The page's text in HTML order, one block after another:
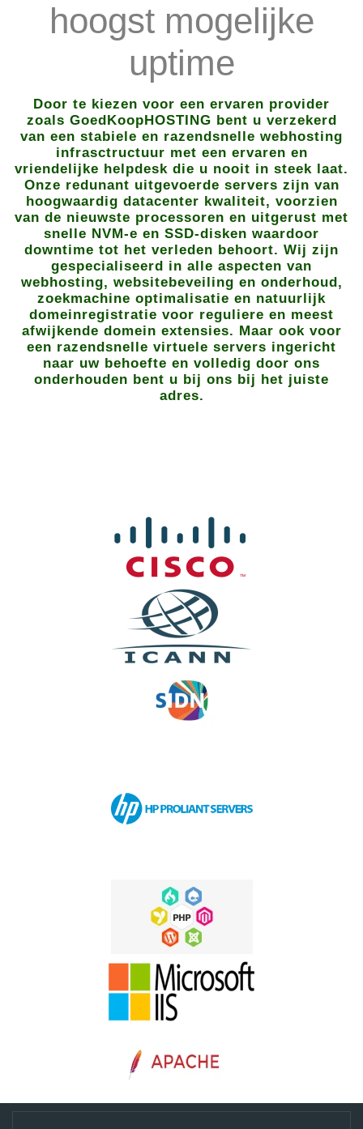
hoogst mogelijke
uptime
Door te kiezen voor een ervaren provider
zoals GoedKoopHOSTING bent u verzekerd
van een stabiele en razendsnelle webhosting
infrasctructuur met een ervaren en
vriendelijke helpdesk die u nooit in steek laat.
Onze redunant uitgevoerde servers zijn van
hoogwaardig datacenter kwaliteit, voorzien
van de nieuwste processoren en uitgerust met
snelle NVM-e en SSD-disken waardoor
downtime tot het verleden behoort. Wij zijn
gespecialiseerd in alle aspecten van
webhosting, websitebeveiling en onderhoud,
zoekmachine optimalisatie en natuurlijk
domeinregistratie voor reguliere en meest
afwijkende domein extensies. Maar ook voor
een razendsnelle virtuele servers ingericht
naar uw behoefte en volledig door ons
onderhouden bent u bij ons bij het juiste
adres.